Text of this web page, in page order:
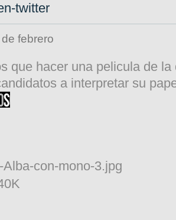
twitter
de febrero
que hacer una pelicula de
a interpretar su
con-mono-3.jpg